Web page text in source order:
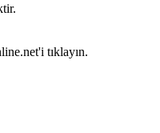
tıklayın.